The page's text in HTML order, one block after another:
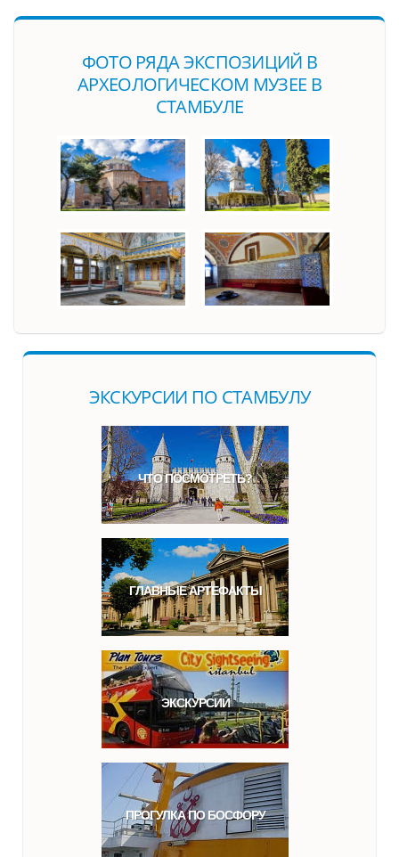
ФОТО РЯДА ЭКСПОЗИЦИЙ В
АРХЕОЛОГИЧЕСКОМ МУЗЕЕ В
СТАМБУЛЕ
ЭКСКУРСИИ ПО СТАМБУЛУ
ЧТО ПОСМОТРЕТЬ?
ГЛАВНЫЕ АРТЕФАКТЫ
ЭКСКУРСИИ
ПРОГУЛКА ПО БОСФОРУ